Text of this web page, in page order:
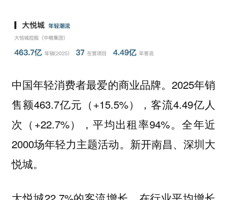
中国年轻消费者最爱的商业品牌。2025年销
售额463.7亿元（+15.5%），客流4.49亿人
次（+22.7%），平均出租率94%。全年近
2000场年轻力主题活动。新开南昌、深圳大
悦城。